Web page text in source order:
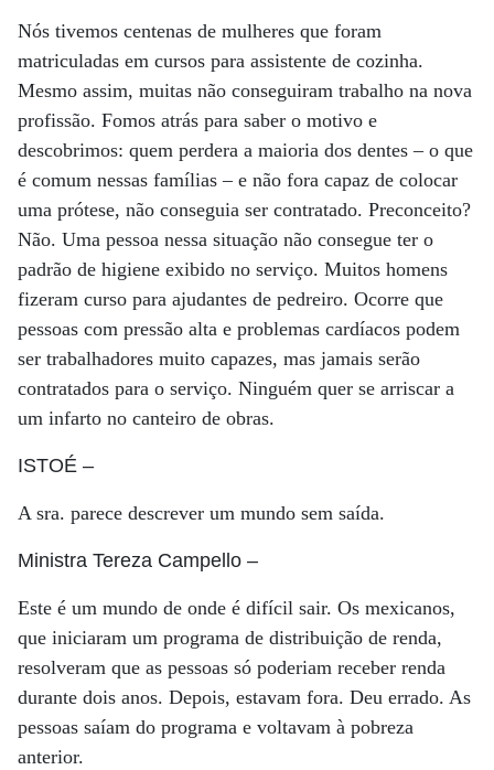
Nós tivemos centenas de mulheres que foram
matriculadas em cursos para assistente de cozinha.
Mesmo assim, muitas não conseguiram trabalho na nova
profissão. Fomos atrás para saber o motivo e
descobrimos: quem perdera a maioria dos dentes – o que
é comum nessas famílias – e não fora capaz de colocar
uma prótese, não conseguia ser contratado. Preconceito?
Não. Uma pessoa nessa situação não consegue ter o
padrão de higiene exibido no serviço. Muitos homens
fizeram curso para ajudantes de pedreiro. Ocorre que
pessoas com pressão alta e problemas cardíacos podem
ser trabalhadores muito capazes, mas jamais serão
contratados para o serviço. Ninguém quer se arriscar a
um infarto no canteiro de obras.
ISTOÉ –
A sra. parece descrever um mundo sem saída.
Ministra Tereza Campello –
Este é um mundo de onde é difícil sair. Os mexicanos,
que iniciaram um programa de distribuição de renda,
resolveram que as pessoas só poderiam receber renda
durante dois anos. Depois, estavam fora. Deu errado. As
pessoas saíam do programa e voltavam à pobreza
anterior.